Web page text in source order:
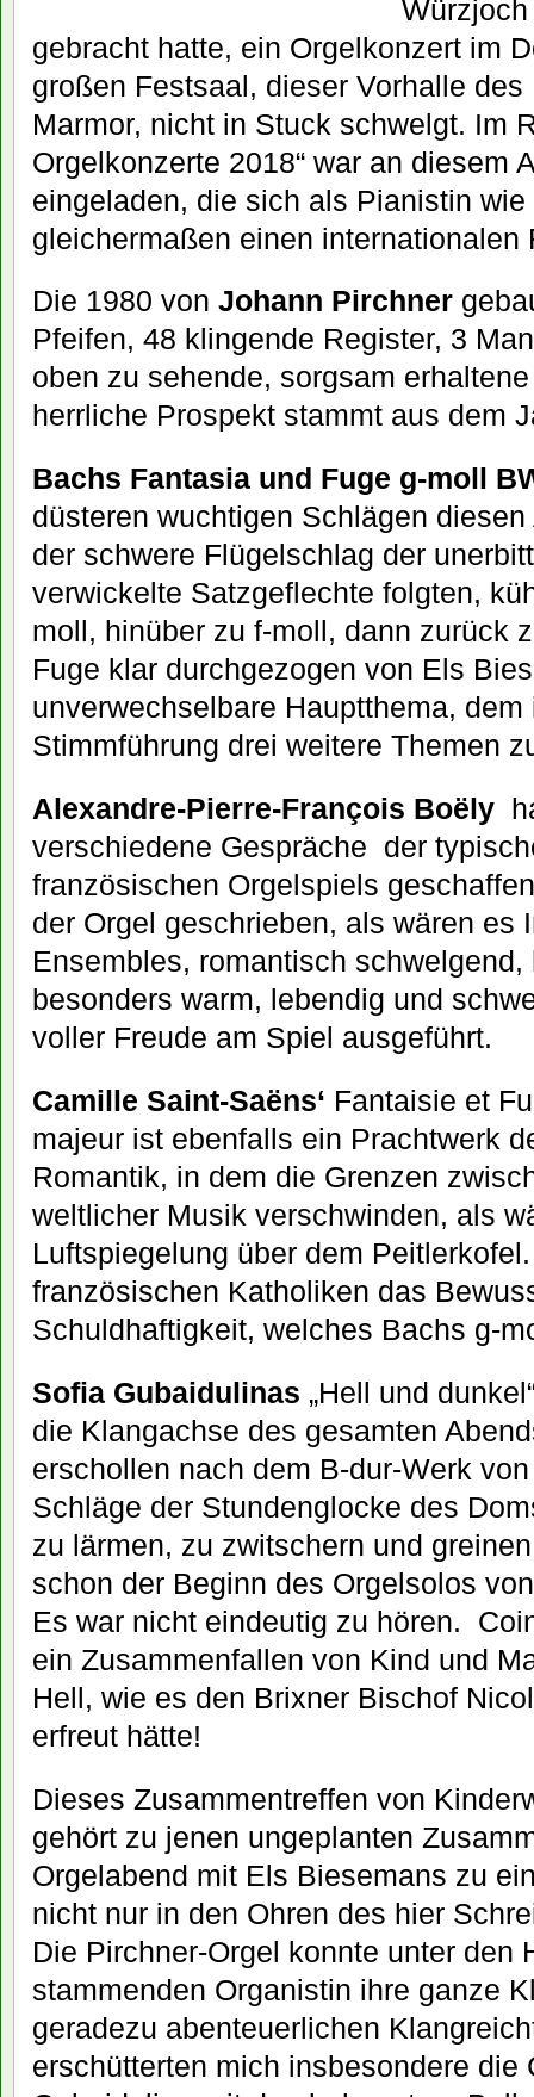
gebracht hatte, ein Orgelkonzert im
großen Festsaal, dieser Vorhalle
Marmor, nicht in Stuck schwelgt. Im
Orgelkonzerte 2018“ war an diesem
eingeladen, die sich als Pianistin
gleichermaßen einen internationalen
Die 1980 von Johann Pirchner
Pfeifen, 48 klingende Register, 3
oben zu sehende, sorgsam
herrliche Prospekt stammt aus dem
Bachs Fantasia und Fuge g-moll
düsteren wuchtigen Schlägen
der schwere Flügelschlag der
verwickelte Satzgeflechte folgten,
moll, hinüber zu f-moll, dann zurück
Fuge klar durchgezogen von Els
unverwechselbare Hauptthema,
Stimmführung drei weitere Themen
Alexandre-Pierre-François Boëly
verschiedene Gespräche der
französischen Orgelspiels
der Orgel geschrieben, als wären es
Ensembles, romantisch
besonders warm, lebendig und
voller Freude am Spiel ausgeführt.
Camille Saint-Saëns‘ Fantaisie et
majeur ist ebenfalls ein Prachtwerk
Romantik, in dem die Grenzen
weltlicher Musik verschwinden, als
Luftspiegelung über dem
französischen Katholiken das
Schuldhaftigkeit, welches Bachs g-
Sofia Gubaidulinas „Hell und
die Klangachse des gesamten
erschollen nach dem B-dur-Werk
Schläge der Stundenglocke des
zu lärmen, zu zwitschern und
schon der Beginn des Orgelsolos
Es war nicht eindeutig zu hören.
ein Zusammenfallen von Kind und
Hell, wie es den Brixner Bischof
erfreut hätte!
Dieses Zusammentreffen von
gehört zu jenen ungeplanten
Orgelabend mit Els Biesemans zu
nicht nur in den Ohren des hier
Die Pirchner-Orgel konnte unter den
stammenden Organistin ihre ganze
geradezu abenteuerlichen
erschütterten mich insbesondere die